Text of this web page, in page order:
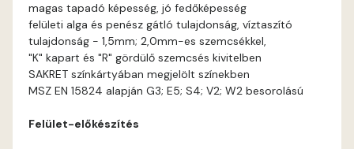
Brick B
Caramel A
magas tapadó képesség, jó fedőképesség
felületi alga és penész gátló tulajdonság, víztaszító
tulajdonság - 1,5mm; 2,0mm-es szemcsékkel,
"K" kapart és "R" gördülő szemcsés kivitelben
SAKRET színkártyában megjelölt színekben
MSZ EN 15824 alapján G3; E5; S4; V2; W2 besorolású
Felület-előkészítés